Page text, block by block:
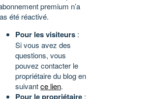
premium n’a
été réactivé.
Pour les visiteurs :
Si vous avez des
questions, vous
pouvez contacter le
propriétaire du blog en
suivantce lien.
Pour le propriétaire :